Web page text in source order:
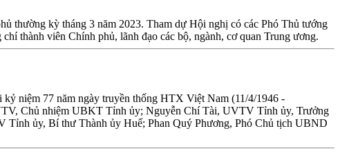
thường kỳ tháng 3 năm 2023. Tham dự Hội nghị có các Phó Thủ tướng
thành viên Chính phủ, lãnh đạo các bộ, ngành, cơ quan Trung ương.
niệm 77 năm ngày truyền thống HTX Việt Nam (11/4/1946 -
Chủ nhiệm UBKT Tỉnh ủy; Nguyễn Chí Tài, UVTV Tỉnh ủy, Trưởng
ủy, Bí thư Thành ủy Huế; Phan Quý Phương, Phó Chủ tịch UBND